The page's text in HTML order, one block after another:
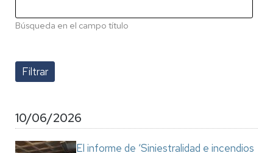
Búsqueda en el campo título
10/06/2026
El informe de ‘Siniestralidad e incendios